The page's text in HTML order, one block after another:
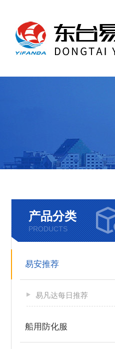
产品分类
PRODUCTS
易安推荐
易凡达每日推荐
船用防化服